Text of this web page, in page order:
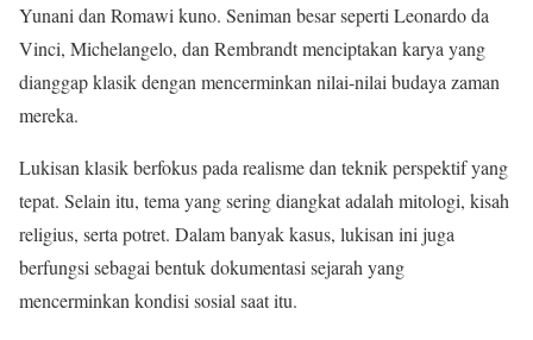
Yunani dan Romawi kuno. Seniman besar seperti Leonardo da
Vinci, Michelangelo, dan Rembrandt menciptakan karya yang
dianggap klasik dengan mencerminkan nilai-nilai budaya zaman
mereka.
Lukisan klasik berfokus pada realisme dan teknik perspektif yang
tepat. Selain itu, tema yang sering diangkat adalah mitologi, kisah
religius, serta potret. Dalam banyak kasus, lukisan ini juga
berfungsi sebagai bentuk dokumentasi sejarah yang
mencerminkan kondisi sosial saat itu.